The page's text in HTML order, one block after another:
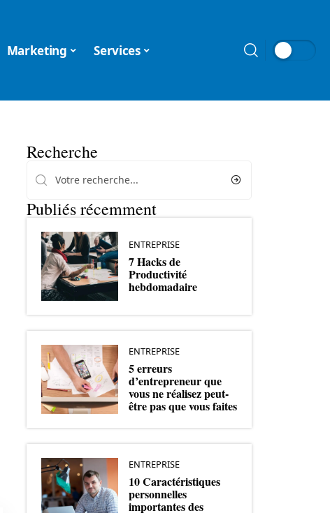
Marketing Services
Recherche
Publiés récemment
ENTREPRISE
7 Hacks de
Productivité
hebdomadaire
ENTREPRISE
5 erreurs
d’entrepreneur que
vous ne réalisez peut-
être pas que vous faites
ENTREPRISE
10 Caractéristiques
personnelles
importantes des